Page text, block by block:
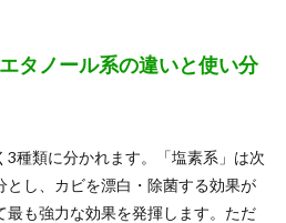
タノール系の違いと使い分
3種類に分かれます。「塩素系」は次
とし、カビを漂白・除菌する効果が
最も強力な効果を発揮します。ただ